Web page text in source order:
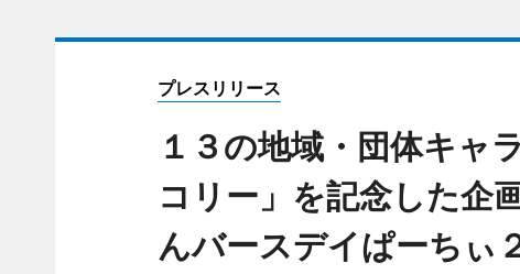
プレスリリース
１３の地域・団体キャ
コリー」を記念した企
んバースデイぱーちぃ